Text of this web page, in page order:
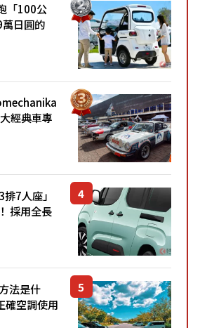
「100公
日圓的
迎！ 順
經典車專
現場修復
7人座」
採用全長
尺寸與
法是什
確空調使用